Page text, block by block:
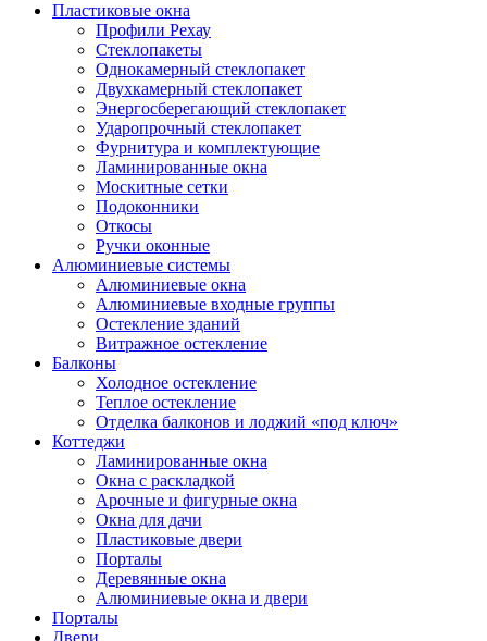
Пластиковые окна
Профили Рехау
Стеклопакеты
Однокамерный стеклопакет
Двухкамерный стеклопакет
Энергосберегающий стеклопакет
Ударопрочный стеклопакет
Фурнитура и комплектующие
Ламинированные окна
Москитные сетки
Подоконники
Откосы
Ручки оконные
Алюминиевые системы
Алюминиевые окна
Алюминиевые входные группы
Остекление зданий
Витражное остекление
Балконы
Холодное остекление
Теплое остекление
Отделка балконов и лоджий «под ключ»
Коттеджи
Ламинированные окна
Окна с раскладкой
Арочные и фигурные окна
Окна для дачи
Пластиковые двери
Порталы
Деревянные окна
Алюминиевые окна и двери
Порталы